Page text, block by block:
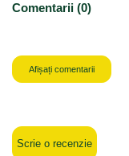
Comentarii (0)
Afișați comentarii
Scrie o recenzie